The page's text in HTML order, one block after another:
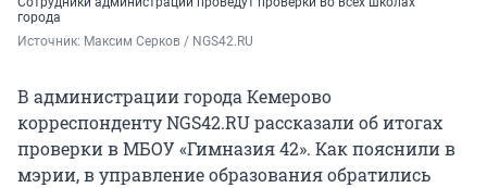
города
Источник: Максим Серков / NGS42.RU
В администрации города Кемерово
корреспонденту NGS42.RU рассказали об итогах
проверки в МБОУ «Гимназия 42». Как пояснили в
мэрии, в управление образования обратились